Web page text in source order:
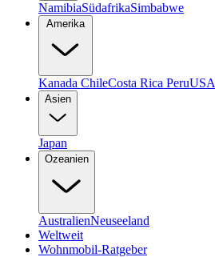
NamibiaSüdafrikaSimbabwe
Amerika
Kanada ChileCosta Rica PeruUSA
Asien
Japan
Ozeanien
AustralienNeuseeland
Weltweit
Wohnmobil-Ratgeber